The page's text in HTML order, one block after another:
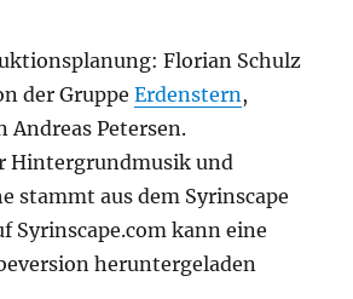
Florian Schulz
der GruppeErdenstern,
Petersen.
Hintergrundmusik und
stammt aus dem Syrinscape
Syrinscape.com kann eine
heruntergeladen